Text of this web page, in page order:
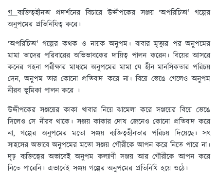
গব্যক্তিত্বহীনতা প্রদর্শনের বিচারে উদ্দীপকের সঞ্জয় ‘অপরিচিতা' গল্পের
অনুপমের প্রতিনিধিত্ব করে।
‘অপরিচিতা' গল্পের কথক ও নায়ক অনুপম। বাবার মৃত্যুর পর অনুপমের
মামা তাদের পরিবারের অভিভাবকের দায়িত্ব পালন করেন। বিয়ের আসরে
কনের গহনা পরীক্ষার মাধ্যমে অনুপমের মামা যে হীন মানসিকতার পরিচয়
দেন, অনুপম তার কোনো প্রতিবাদ করে না। বিয়ে ভেঙে গেলেও অনুপম
নীরব ভূমিকা পালন করে ।
উদ্দীপকের সঞ্জয়ের কাকা খাবার নিয়ে ঝামেলা করে সঞ্জয়ের বিয়ে ভেঙে
দিলেও সে নীরব থাকে। সঞ্জয় কাকার দোষ জেনেও কোনো প্রতিবাদ করে
না, গল্পের অনুপমের মতো সঞ্জয় ব্যক্তিত্বহীনতার পরিচয় দিয়েছে। সৎ
সাহসের অভাবে অনুপমের মতো সঞ্জয় গৌরীকে আপন করে নিতে পারে না।
দৃঢ় ব্যক্তিত্বের অভাবেই অনুপম কল্যাণী সঞ্জয় আর গৌরীকে আপন করে
নিতে পারেনি। এভাবেই সঞ্জয় গল্পের অনুপমের প্রতিনিধি হয়ে ওঠে।